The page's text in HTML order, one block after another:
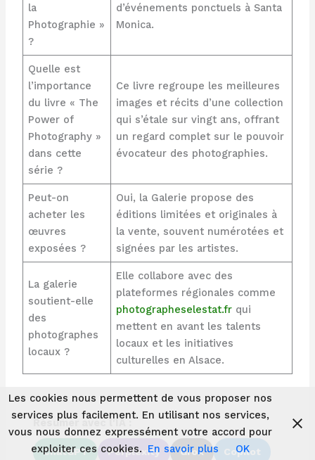
la
Photographie »
?
d’événements ponctuels à Santa
Monica.
Quelle est
l’importance
du livre « The
Power of
Photography »
dans cette
série ?
Ce livre regroupe les meilleures
images et récits d’une collection
qui s’étale sur vingt ans, offrant
un regard complet sur le pouvoir
évocateur des photographies.
Peut-on
acheter les
œuvres
exposées ?
Oui, la Galerie propose des
éditions limitées et originales à
la vente, souvent numérotées et
signées par les artistes.
La galerie
soutient-elle
des
photographes
locaux ?
Elle collabore avec des
plateformes régionales comme
photographeselestat.fr qui
mettent en avant les talents
locaux et les initiatives
culturelles en Alsace.
Résumer avec l'IA :
ChatGPT Perplexity Grok Copilot
Les cookies nous permettent de vous proposer nos
services plus facilement. En utilisant nos services,
vous nous donnez expressément votre accord pour
exploiter ces cookies. En savoir plus OK